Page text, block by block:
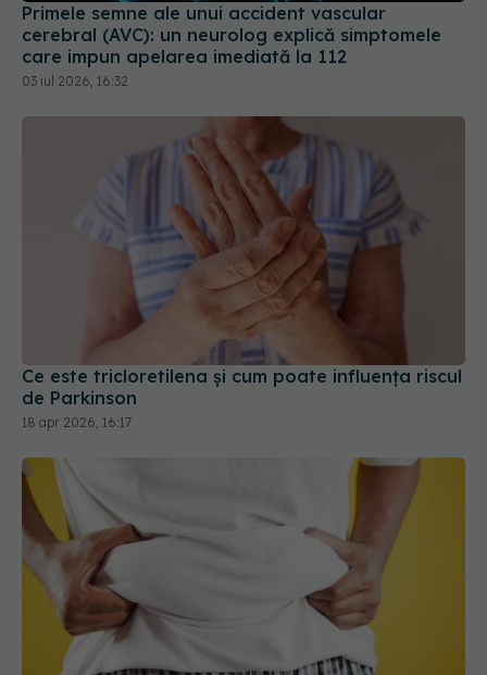
Primele semne ale unui accident vascular
cerebral (AVC): un neurolog explică simptomele
care impun apelarea imediată la 112
03 iul 2026, 16:32
Ce este tricloretilena și cum poate influența riscul
de Parkinson
18 apr 2026, 16:17